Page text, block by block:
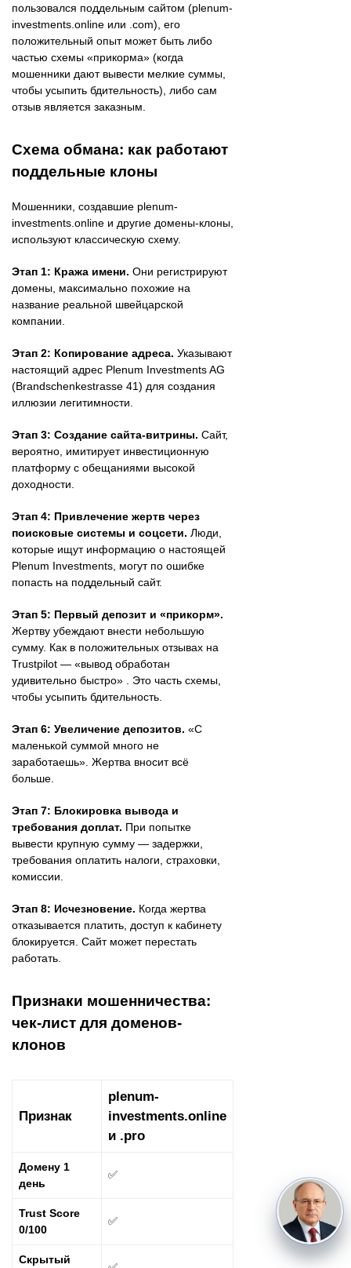
пользовался поддельным сайтом (plenum-
investments.online или .com), его
положительный опыт может быть либо
частью схемы «прикорма» (когда
мошенники дают вывести мелкие суммы,
чтобы усыпить бдительность), либо сам
отзыв является заказным.
Схема обмана: как работают
поддельные клоны
Мошенники, создавшие plenum-
investments.online и другие домены-клоны,
используют классическую схему.
Этап 1: Кража имени. Они регистрируют
домены, максимально похожие на
название реальной швейцарской
компании.
Этап 2: Копирование адреса. Указывают
настоящий адрес Plenum Investments AG
(Brandschenkestrasse 41) для создания
иллюзии легитимности.
Этап 3: Создание сайта-витрины. Сайт,
вероятно, имитирует инвестиционную
платформу с обещаниями высокой
доходности.
Этап 4: Привлечение жертв через
поисковые системы и соцсети. Люди,
которые ищут информацию о настоящей
Plenum Investments, могут по ошибке
попасть на поддельный сайт.
Этап 5: Первый депозит и «прикорм».
Жертву убеждают внести небольшую
сумму. Как в положительных отзывах на
Trustpilot — «вывод обработан
удивительно быстро» . Это часть схемы,
чтобы усыпить бдительность.
Этап 6: Увеличение депозитов. «С
маленькой суммой много не
заработаешь». Жертва вносит всё
больше.
Этап 7: Блокировка вывода и
требования доплат. При попытке
вывести крупную сумму — задержки,
требования оплатить налоги, страховки,
комиссии.
Этап 8: Исчезновение. Когда жертва
отказывается платить, доступ к кабинету
блокируется. Сайт может перестать
работать.
Признаки мошенничества:
чек-лист для доменов-
клонов
Признак
plenum-
investments.online
и .pro
Домену 1
день
✅
Trust Score
0/100
✅
Скрытый